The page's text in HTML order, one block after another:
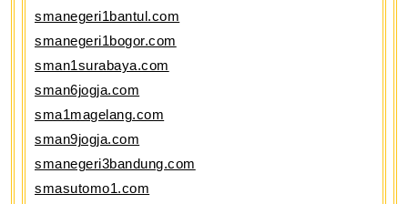
smanegeri1bantul.com
smanegeri1bogor.com
sman1surabaya.com
sman6jogja.com
sma1magelang.com
sman9jogja.com
smanegeri3bandung.com
smasutomo1.com